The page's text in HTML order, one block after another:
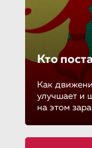
Кто
Как
улучшает и
на этом